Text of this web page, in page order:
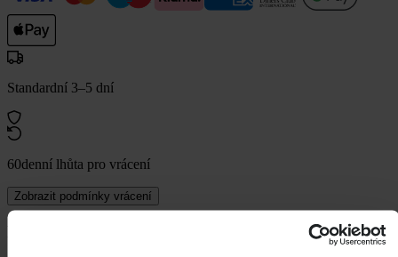
Standardní 3–5 dní
60denní lhůta pro vrácení
Zobrazit podmínky vrácení